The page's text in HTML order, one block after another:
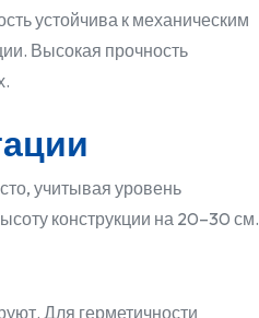
устойчива к механическим
Высокая прочность
учитывая уровень
конструкции на 20–30 см.
Для герметичности